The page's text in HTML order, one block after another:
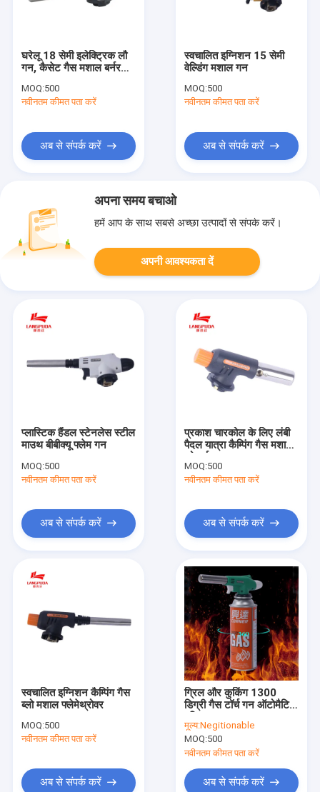
घरेलू 18 सेमी इलेक्ट्रिक लौ
गन, कैसेट गैस मशाल बर्नर
MOQ:500
नवीनतम कीमत पता करें
अब से संपर्क करें
स्वचालित इग्निशन 15 सेमी
वेल्डिंग मशाल गन
MOQ:500
नवीनतम कीमत पता करें
अब से संपर्क करें
अपना समय बचाओ
हमें आप के साथ सबसे अच्छा उत्पादों से संपर्क करें।
अपनी आवश्यकता दें
प्लास्टिक हैंडल स्टेनलेस स्टील
माउथ बीबीक्यू फ्लेम गन
MOQ:500
नवीनतम कीमत पता करें
अब से संपर्क करें
प्रकाश चारकोल के लिए लंबी
पैदल यात्रा कैम्पिंग गैस मशाल
MOQ:500
नवीनतम कीमत पता करें
अब से संपर्क करें
स्वचालित इग्निशन कैम्पिंग गैस
ब्लो मशाल फ्लेमेथ्रोवर
MOQ:500
नवीनतम कीमत पता करें
अब से संपर्क करें
ग्रिल और कुकिंग 1300
डिग्री गैस टॉर्च गन ऑटोमैटिक
मूल्य:Negitionable
MOQ:500
नवीनतम कीमत पता करें
अब से संपर्क करें